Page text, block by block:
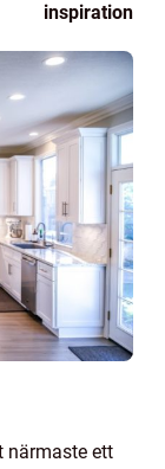
inspiration
närmaste ett